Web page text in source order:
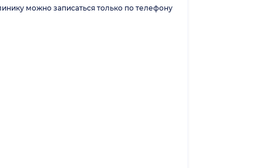
можно записаться только по телефону